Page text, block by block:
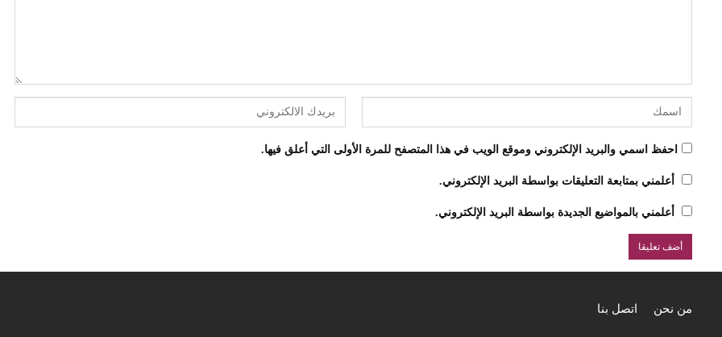
احفظ اسمي والبريد الإلكتروني وموقع الويب في هذا المتصفح للمرة الأولى التي أعلق فيها.
أعلمني بمتابعة التعليقات بواسطة البريد الإلكتروني.
أعلمني بالمواضيع الجديدة بواسطة البريد الإلكتروني.
من نحن اتصل بنا